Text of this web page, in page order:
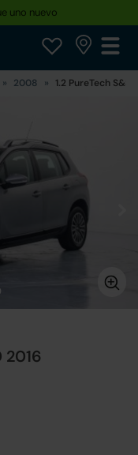
uno nuevo
2008 1.2 PureTech S&S
2016